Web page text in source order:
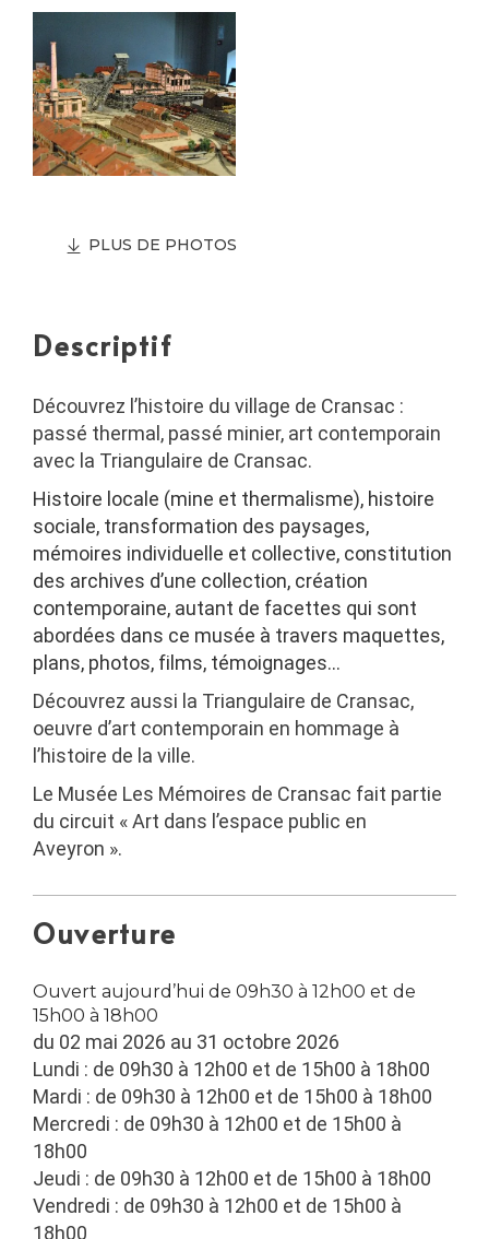
PLUS DE PHOTOS
Descriptif
Découvrez l’histoire du village de Cransac :
passé thermal, passé minier, art contemporain
avec la Triangulaire de Cransac.
Histoire locale (mine et thermalisme), histoire
sociale, transformation des paysages,
mémoires individuelle et collective, constitution
des archives d’une collection, création
contemporaine, autant de facettes qui sont
abordées dans ce musée à travers maquettes,
plans, photos, films, témoignages…
Découvrez aussi la Triangulaire de Cransac,
oeuvre d’art contemporain en hommage à
l’histoire de la ville.
Le Musée Les Mémoires de Cransac fait partie
du circuit « Art dans l’espace public en
Aveyron ».
Ouverture
Ouvert aujourd’hui de 09h30 à 12h00 et de
15h00 à 18h00
du 02 mai 2026 au 31 octobre 2026
Lundi : de 09h30 à 12h00 et de 15h00 à 18h00
Mardi : de 09h30 à 12h00 et de 15h00 à 18h00
Mercredi : de 09h30 à 12h00 et de 15h00 à
18h00
Jeudi : de 09h30 à 12h00 et de 15h00 à 18h00
Vendredi : de 09h30 à 12h00 et de 15h00 à
18h00